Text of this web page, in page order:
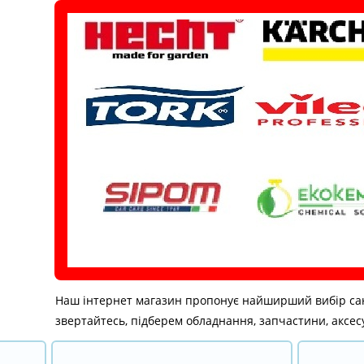
Наш інтернет магазин пропонує найширший вибір
звертайтесь, підберем обладнання, запчастини,